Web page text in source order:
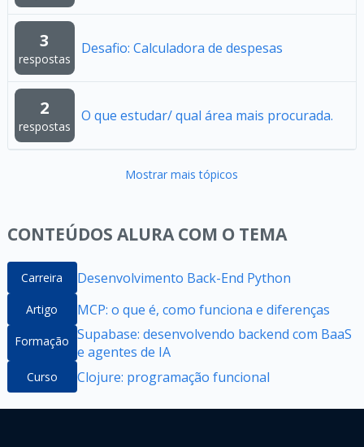
3
respostas
Desafio: Calculadora de despesas
2
respostas
O que estudar/ qual área mais procurada.
Mostrar mais tópicos
CONTEÚDOS ALURA COM O TEMA
Carreira Desenvolvimento Back-End Python
Artigo MCP: o que é, como funciona e diferenças
Formação Supabase: desenvolvendo backend com BaaS
e agentes de IA
Curso Clojure: programação funcional